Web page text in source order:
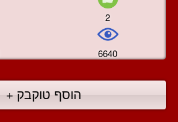
2
6640
הוסף טוקבק +